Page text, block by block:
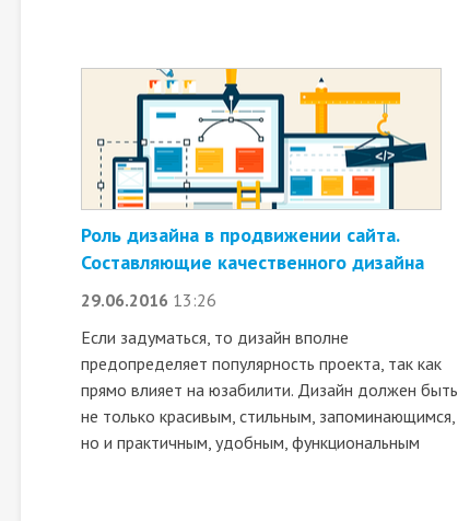
Роль дизайна в продвижении сайта.
Составляющие качественного дизайна
29.06.2016 13:26
Если задуматься, то дизайн вполне
предопределяет популярность проекта, так как
прямо влияет на юзабилити. Дизайн должен быть
не только красивым, стильным, запоминающимся,
но и практичным, удобным, функциональным